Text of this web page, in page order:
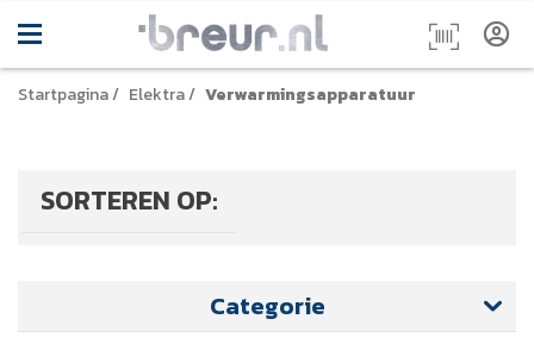
Startpagina/ Elektra/ Verwarmingsapparatuur
SORTEREN OP:
Categorie